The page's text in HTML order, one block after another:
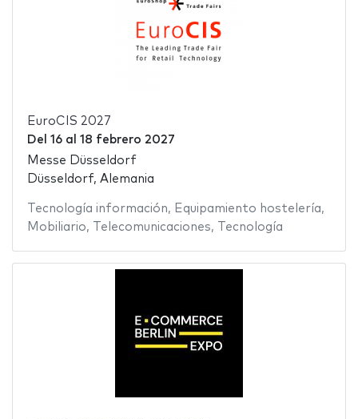
EuroCIS 2027
Del 16al 18 febrero 2027
Messe Düsseldorf
Düsseldorf, Alemania
Tecnología información, Equipamiento hostelería,
Mobiliario, Telecomunicaciones, Tecnología